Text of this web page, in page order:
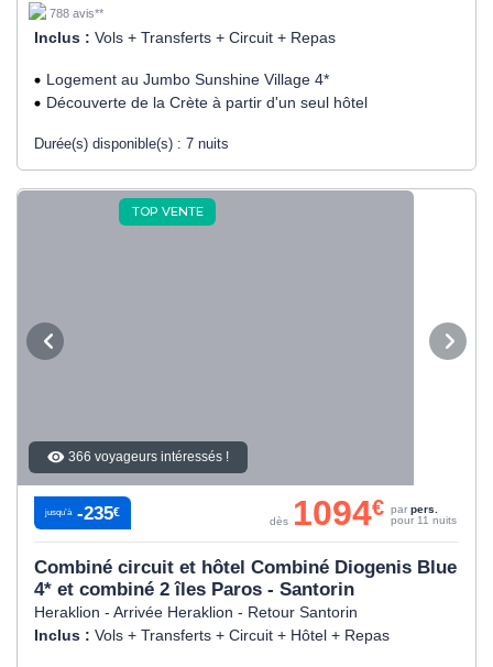
788 avis**
Inclus : Vols + Transferts + Circuit + Repas
Logement au Jumbo Sunshine Village 4*
Découverte de la Crète à partir d'un seul hôtel
Durée(s) disponible(s) : 7 nuits
TOP VENTE
366 voyageurs intéressés !
Combiné circuit et hôtel Combiné Diogenis Blue
4* et combiné 2 îles Paros - Santorin
Heraklion - Arrivée Heraklion - Retour Santorin
Inclus : Vols + Transferts + Circuit + Hôtel + Repas
jusqu’à -235€
dès 1094€ par pers.
pour 11 nuits